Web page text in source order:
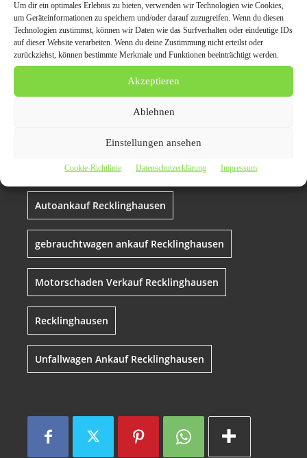
Um dir ein optimales Erlebnis zu bieten, verwenden wir Technologien wie Cookies,
um Geräteinformationen zu speichern und/oder darauf zuzugreifen. Wenn du diesen
Technologien zustimmst, können wir Daten wie das Surfverhalten oder eindeutige IDs
auf dieser Website verarbeiten. Wenn du deine Zustimmung nicht erteilst oder
zurückziehst, können bestimmte Merkmale und Funktionen beeinträchtigt werden.
Akzeptieren
Ablehnen
Einstellungen ansehen
Cookie-Richtlinie Datenschutzerklärung Impressum
Autoankauf in
Recklinghausen:
Bestpreise und bequeme
Abholung von zu Hause
Autoankauf mit Abholung Recklinghausen
Autoankauf Recklinghausen
gebrauchtwagen ankauf Recklinghausen
Motorschaden Verkauf Recklinghausen
Recklinghausen
Unfallwagen Ankauf Recklinghausen